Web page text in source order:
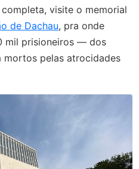
visite o memorial
de Dachau, pra onde
mil prisioneiros — dos
mortos pelas atrocidades